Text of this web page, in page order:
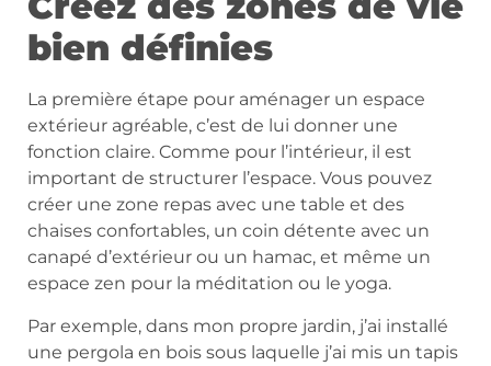
bien définies
La première étape pour aménager un espace
extérieur agréable, c’est de lui donner une
fonction claire. Comme pour l’intérieur, il est
important de structurer l’espace. Vous pouvez
créer une zone repas avec une table et des
chaises confortables, un coin détente avec un
canapé d’extérieur ou un hamac, et même un
espace zen pour la méditation ou le yoga.
Par exemple, dans mon propre jardin, j’ai installé
une pergola en bois sous laquelle j’ai mis un tapis